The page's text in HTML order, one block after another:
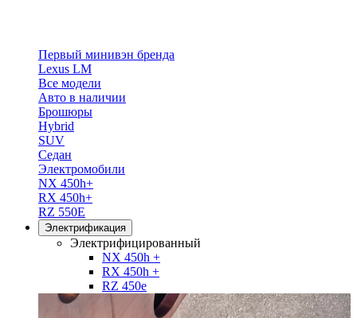
Первый минивэн бренда
Lexus LM
Все модели
Авто в наличии
Брошюры
Hybrid
SUV
Седан
Электромобили
NX 450h+
RX 450h+
RZ 550E
Электрификация
Электрифицированный
NX 450h +
RX 450h +
RZ 450e